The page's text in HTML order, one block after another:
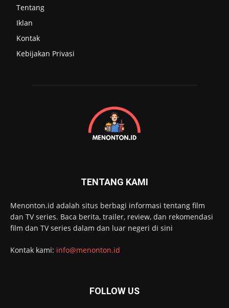
Tentang
Iklan
Kontak
Kebijakan Privasi
TENTANG KAMI
Menonton.id adalah situs berbagi informasi tentang film
dan TV series. Baca berita, trailer, review, dan rekomendasi
film dan TV series dalam dan luar negeri di sini
Kontak kami: info@menonton.id
FOLLOW US